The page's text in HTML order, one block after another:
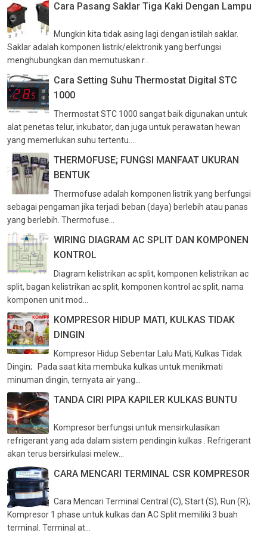
Cara Pasang Saklar Tiga Kaki Dengan Lampu
Mungkin kita tidak asing lagi dengan istilah saklar.
Saklar adalah komponen listrik/elektronik yang berfungsi
menghubungkan dan memutuskan r...
Cara Setting Suhu Thermostat Digital STC
1000
Thermostat STC 1000 sangat baik digunakan untuk
alat penetas telur, inkubator, dan juga untuk perawatan hewan
yang memerlukan suhu tertentu....
THERMOFUSE; FUNGSI MANFAAT UKURAN
BENTUK
Thermofuse adalah komponen listrik yang berfungsi
sebagai pengaman jika terjadi beban (daya) berlebih atau panas
yang berlebih. Thermofuse...
WIRING DIAGRAM AC SPLIT DAN KOMPONEN
KONTROL
Diagram kelistrikan ac split, komponen kelistrikan ac
split, bagan kelistrikan ac split, komponen kontrol ac split, nama
komponen unit mod...
KOMPRESOR HIDUP MATI, KULKAS TIDAK
DINGIN
Kompresor Hidup Sebentar Lalu Mati, Kulkas Tidak
Dingin; Pada saat kita membuka kulkas untuk menikmati
minuman dingin, ternyata air yang...
TANDA CIRI PIPA KAPILER KULKAS BUNTU
Kompresor berfungsi untuk mensirkulasikan
refrigerant yang ada dalam sistem pendingin kulkas . Refrigerant
akan terus bersirkulasi melew...
CARA MENCARI TERMINAL CSR KOMPRESOR
Cara Mencari Terminal Central (C), Start (S), Run (R);
Kompresor 1 phase untuk kulkas dan AC Split memiliki 3 buah
terminal. Terminal at...